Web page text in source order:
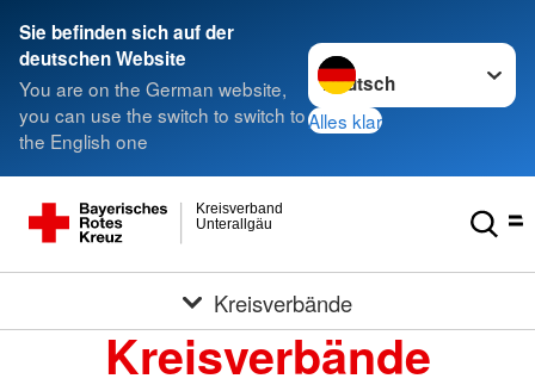
Sie befinden sich auf der
deutschen Website
You are on the German website,
you can use the switch to switch to
the English one
Sprache wechseln zu
Alles klar
Unterallgäu
Kreisverband
Kreisverbände
Kreisverbände